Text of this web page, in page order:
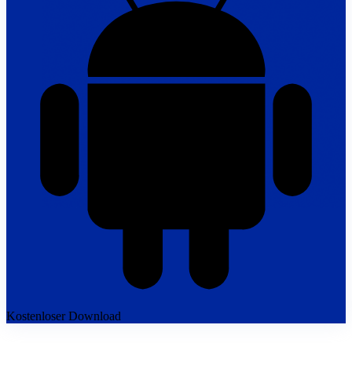
Kostenloser Download